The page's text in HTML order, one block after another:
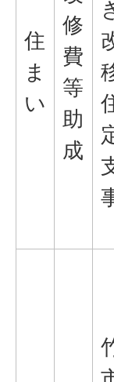
住
ま
い
修
費
等
助
成